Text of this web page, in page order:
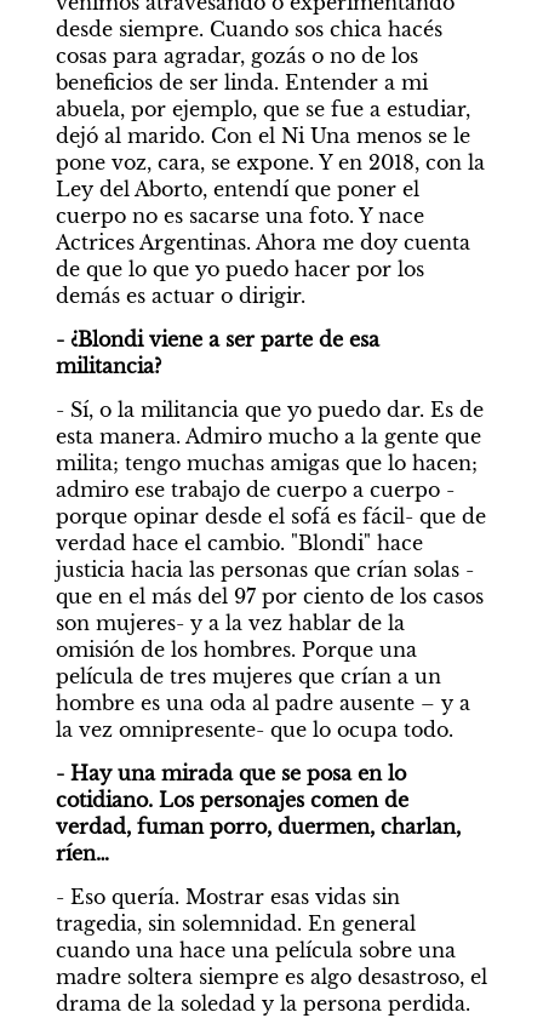
desde siempre. Cuando sos chica hacés
cosas para agradar, gozás o no de los
beneficios de ser linda. Entender a mi
abuela, por ejemplo, que se fue a estudiar,
dejó al marido. Con el Ni Una menos se le
pone voz, cara, se expone. Y en 2018, con la
Ley del Aborto, entendí que poner el
cuerpo no es sacarse una foto. Y nace
Actrices Argentinas. Ahora me doy cuenta
de que lo que yo puedo hacer por los
demás es actuar o dirigir.
- ¿Blondi viene a ser parte de esa
militancia?
- Sí, o la militancia que yo puedo dar. Es de
esta manera. Admiro mucho a la gente que
milita; tengo muchas amigas que lo hacen;
admiro ese trabajo de cuerpo a cuerpo -
porque opinar desde el sofá es fácil- que de
verdad hace el cambio. "Blondi" hace
justicia hacia las personas que crían solas -
que en el más del 97 por ciento de los casos
son mujeres- y a la vez hablar de la
omisión de los hombres. Porque una
película de tres mujeres que crían a un
hombre es una oda al padre ausente – y a
la vez omnipresente- que lo ocupa todo.
- Hay una mirada que se posa en lo
cotidiano. Los personajes comen de
verdad, fuman porro, duermen, charlan,
ríen…
- Eso quería. Mostrar esas vidas sin
tragedia, sin solemnidad. En general
cuando una hace una película sobre una
madre soltera siempre es algo desastroso, el
drama de la soledad y la persona perdida.